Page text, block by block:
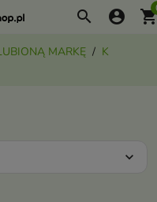
search account_circle
MARKĘ
K
expand_more